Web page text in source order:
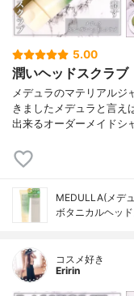
5.00
潤いヘッドスクラブ
メデュラのマテリアルジ
きましたメデュラと言え
出来るオーダーメイドシ
MEDULLA(メデ
ボタニカルヘッ
コスメ好き
Eririn